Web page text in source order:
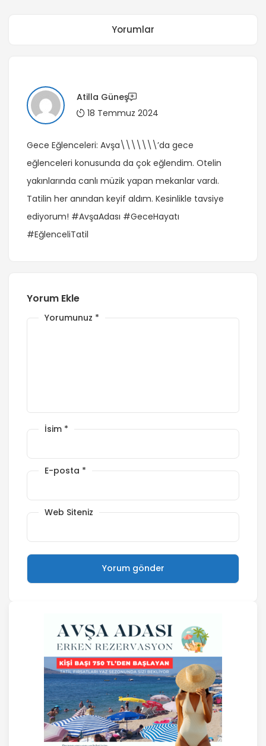
Yorumlar
Atilla Güneş
18 Temmuz 2024
Gece Eğlenceleri: Avşa\\\\\\\’da gece
eğlenceleri konusunda da çok eğlendim. Otelin
yakınlarında canlı müzik yapan mekanlar vardı.
Tatilin her anından keyif aldım. Kesinlikle tavsiye
ediyorum! #AvşaAdası #GeceHayatı
#EğlenceliTatil
Yorum Ekle
Yorumunuz *
İsim *
E-posta *
Web Siteniz